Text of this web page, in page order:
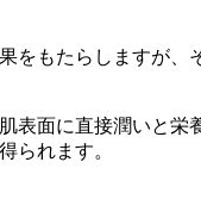
もたらしますが、
表面に直接潤いと
られます。